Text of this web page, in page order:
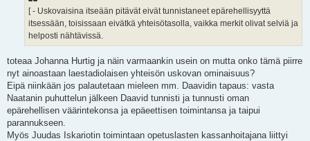
[ - Uskovaisina itseään pitävät eivät tunnistaneet epärehellisyyttä
itsessään, toisissaan eivätkä yhteisötasolla, vaikka merkit olivat selviä ja
helposti nähtävissä.
toteaa Johanna Hurtig ja näin varmaankin usein on mutta onko tämä piirre
nyt ainoastaan laestadiolaisen yhteisön uskovan ominaisuus?
Eipä niinkään jos palautetaan mieleen mm. Daavidin tapaus: vasta
Naatanin puhuttelun jälkeen Daavid tunnisti ja tunnusti oman
epärehellisen väärintekonsa ja epäeettisen toimintansa ja taipui
parannukseen.
Myös Juudas Iskariotin toimintaan opetuslasten kassanhoitajana liittyi